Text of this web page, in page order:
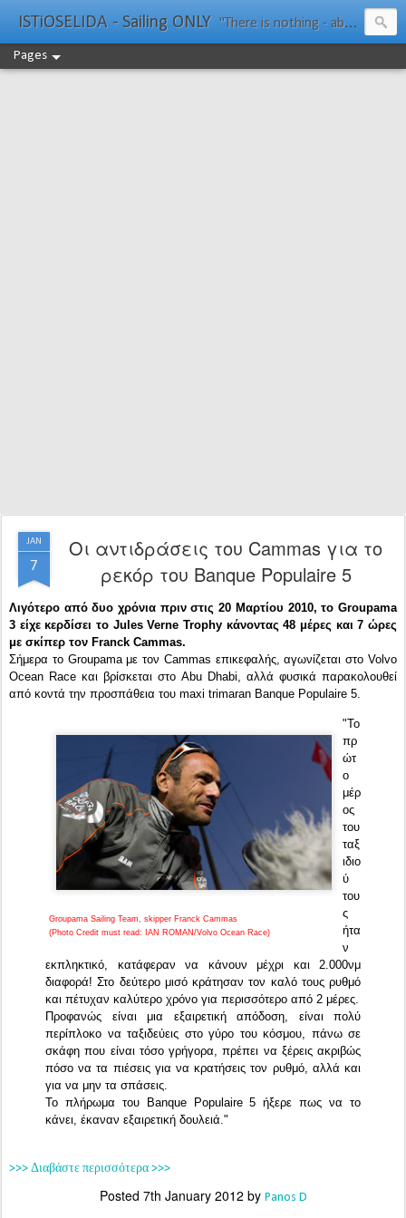
ISTiOSELIDA - Sailing ONLY "There is nothing - absolutely nothing - half so much worth doing as simply messing about in boats." Water Rat, Kenneth Grahame
Pages
JAN
7
Οι αντιδράσεις του Cammas για το
ρεκόρ του Banque Populaire 5
Λιγότερο από δυο χρόνια πριν στις 20 Μαρτίου 2010, το Groupama
3 είχε κερδίσει το Jules Verne Trophy κάνοντας 48 μέρες και 7 ώρες
με σκίπερ τον Franck Cammas.
Σήμερα το Groupama με τον Cammas επικεφαλής, αγωνίζεται στο Volvo
Ocean Race και βρίσκεται στο Abu Dhabi, αλλά φυσικά παρακολουθεί
από κοντά την προσπάθεια του maxi trimaran Banque Populaire 5.
Groupama Sailing Team, skipper Franck Cammas
(Photo Credit must read: IAN ROMAN/Volvo Ocean Race)
"Το
πρ
ώτ
ο
μέρ
ος
του
ταξ
ιδιο
ύ
του
ς
ήτα
ν
εκπληκτικό, κατάφεραν να κάνουν μέχρι και 2.000νμ
διαφορά! Στο δεύτερο μισό κράτησαν τον καλό τους ρυθμό
και πέτυχαν καλύτερο χρόνο για περισσότερο από 2 μέρες.
Προφανώς είναι μια εξαιρετική απόδοση, είναι πολύ
περίπλοκο να ταξιδεύεις στο γύρο του κόσμου, πάνω σε
σκάφη που είναι τόσο γρήγορα, πρέπει να ξέρεις ακριβώς
πόσο να τα πιέσεις για να κρατήσεις τον ρυθμό, αλλά και
για να μην τα σπάσεις.
Το πλήρωμα του
Banque Populaire 5 ήξερε πως να το
κάνει, έκαναν εξαιρετική δουλειά."
>>> Διαβάστε περισσότερα >>>
Posted 7th January 2012 by Panos D